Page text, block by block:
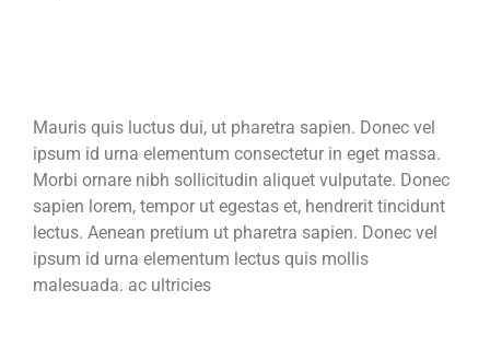
Mauris quis luctus dui, ut pharetra sapien. Donec vel
ipsum id urna elementum consectetur in eget massa.
Morbi ornare nibh sollicitudin aliquet vulputate. Donec
sapien lorem, tempor ut egestas et, hendrerit tincidunt
lectus. Aenean pretium ut pharetra sapien. Donec vel
ipsum id urna elementum lectus quis mollis
malesuada. ac ultricies